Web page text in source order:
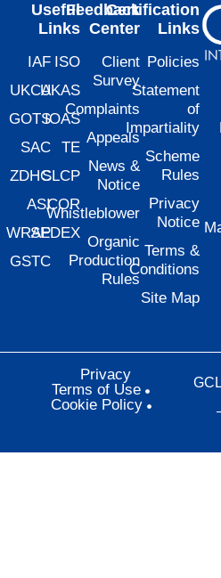
Certification
Links
Policies
Statement
of
Impartiality
Scheme
Rules
Privacy
Notice
Terms &
Conditions
Site Map
Feedback
Center
Client
Survey
Complaints
Appeals
News &
Notice
Whistleblower
Organic
Production
Rules
Useful
Links
ISO
UKAS
IOAS
TE
SLCP
COR
SEDEX
IAF
UKCA
GOTS
SAC
ZDHC
ASI
WRAP
GSTC
©
Privacy
Terms of Use
Cookie Policy